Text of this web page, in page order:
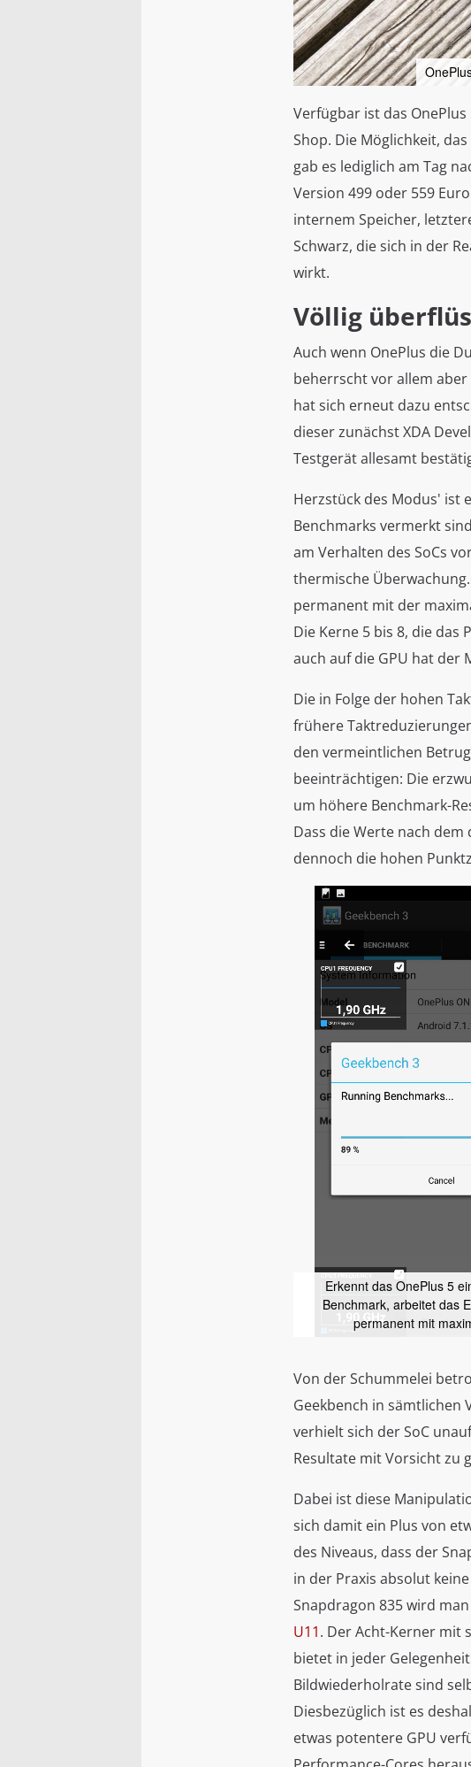
Verfügbar ist das
Shop. Die Möglichkeit,
gab es lediglich am Tag
Version 499 oder 559
internem Speicher,
Schwarz, die sich in der
wirkt.
Völlig
Auch wenn OnePlus die
beherrscht vor allem
hat sich erneut dazu
dieser zunächst XDA
Testgerät allesamt
Herzstück des Modus' ist
Benchmarks vermerkt
am Verhalten des SoCs
thermische
permanent mit der
Die Kerne 5 bis 8, die
auch auf die GPU hat der
Die in Folge der hohen
frühere
den vermeintlichen
beeinträchtigen: Die
um höhere Benchmark-
Dass die Werte nach
dennoch die hohen
Erkennt das OnePlus 5
Benchmark, arbeitet das
permanent mit
Von der Schummelei
Geekbench in sämtlichen
verhielt sich der SoC
Resultate mit Vorsicht zu
Dabei ist diese
sich damit ein Plus von
des Niveaus, dass der
in der Praxis absolut
Snapdragon 835 wird
U11. Der Acht-Kerner mit
bietet in jeder
Bildwiederholrate sind
Diesbezüglich ist es
etwas potentere GPU